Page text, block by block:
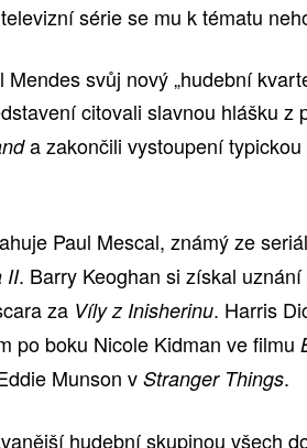
série se mu k tématu
svůj nový „hudební
citovali slavnou hlášku z
a zakončili vystoupení typickou
Paul Mescal, známý ze
II. Barry Keoghan si získal
za Víly z Inisherinu. Harris
po boku Nicole Kidman ve filmu
Munson v Stranger Things.
hudební skupinou všech